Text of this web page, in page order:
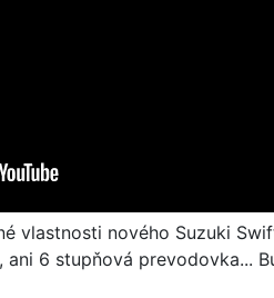
vlastnosti nového Suzuki
6 stupňová prevodovka...